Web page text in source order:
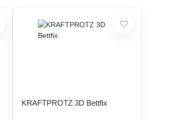
KRAFTPROTZ 3D Bettfix